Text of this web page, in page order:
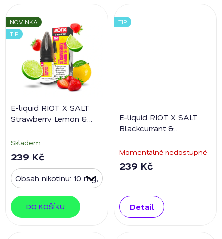
NOVINKA
TIP
E-liquid RIOT X SALT
Strawberry Lemon &
Skladem
239 Kč
DO KOŠÍKU
TIP
E-liquid RIOT X SALT
Blackcurrant &
Momentálně nedostupné
239 Kč
Detail